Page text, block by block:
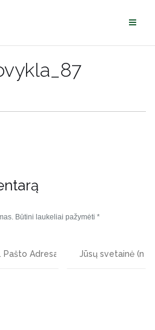
Būtini laukeliai pažymėti *